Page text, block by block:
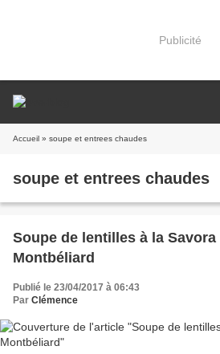
Publicité
Accueil » soupe et entrees chaudes
soupe et entrees chaudes
Soupe de lentilles à la
Montbéliard
Publié le 23/04/2017 à 06:43
Par Clémence